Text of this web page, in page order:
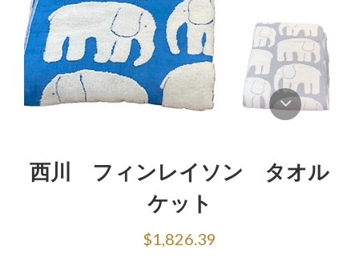
西川 フィンレイソン タオル
ケット
$1,826.39